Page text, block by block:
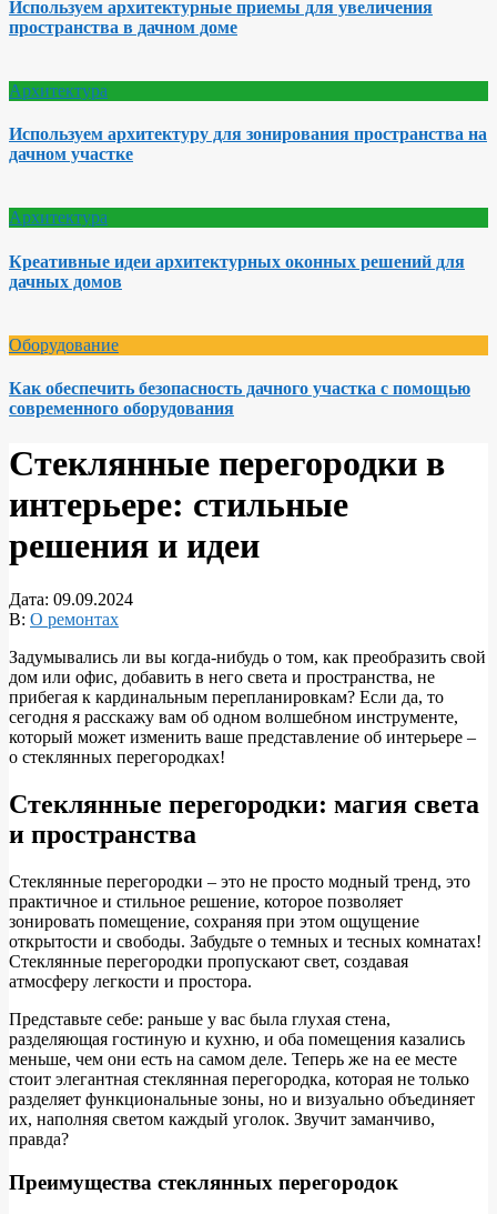
Используем архитектурные приемы для увеличения
пространства в дачном доме
Архитектура
Используем архитектуру для зонирования пространства на
дачном участке
Архитектура
Креативные идеи архитектурных оконных решений для
дачных домов
Оборудование
Как обеспечить безопасность дачного участка с помощью
современного оборудования
Стеклянные перегородки в
интерьере: стильные
решения и идеи
Дата: 09.09.2024
В: О ремонтах
Задумывались ли вы когда-нибудь о том, как преобразить свой
дом или офис, добавить в него света и пространства, не
прибегая к кардинальным перепланировкам? Если да, то
сегодня я расскажу вам об одном волшебном инструменте,
который может изменить ваше представление об интерьере –
о стеклянных перегородках!
Стеклянные перегородки: магия света
и пространства
Стеклянные перегородки – это не просто модный тренд, это
практичное и стильное решение, которое позволяет
зонировать помещение, сохраняя при этом ощущение
открытости и свободы. Забудьте о темных и тесных комнатах!
Стеклянные перегородки пропускают свет, создавая
атмосферу легкости и простора.
Представьте себе: раньше у вас была глухая стена,
разделяющая гостиную и кухню, и оба помещения казались
меньше, чем они есть на самом деле. Теперь же на ее месте
стоит элегантная стеклянная перегородка, которая не только
разделяет функциональные зоны, но и визуально объединяет
их, наполняя светом каждый уголок. Звучит заманчиво,
правда?
Преимущества стеклянных перегородок